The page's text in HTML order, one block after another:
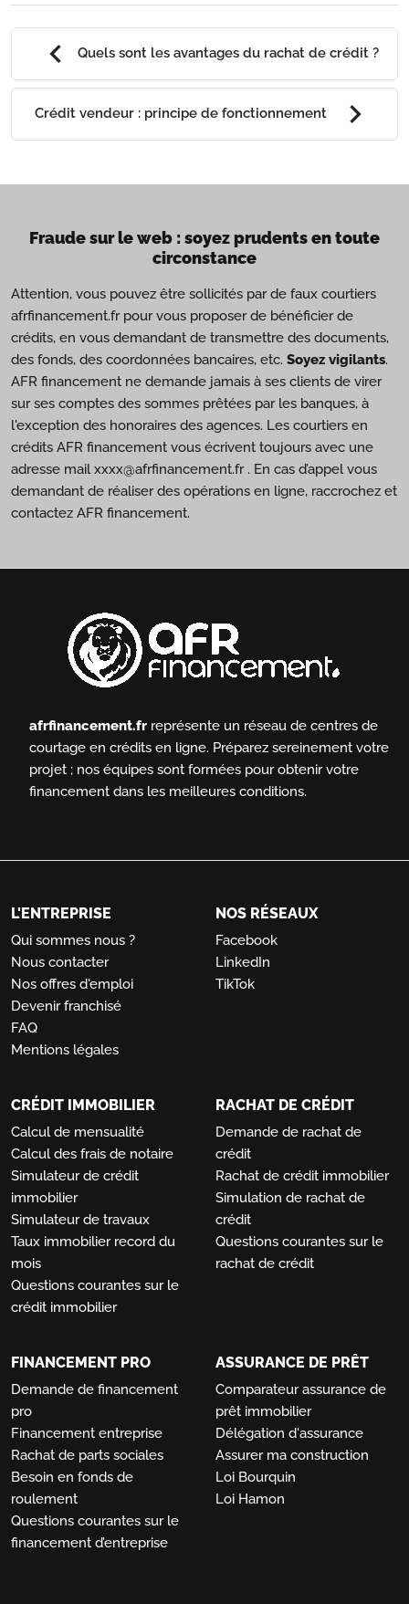
chevron_left Quels sont les avantages du rachat de crédit ?
Crédit vendeur : principe de fonctionnement chevron_right
Fraude sur le web : soyez prudents en toute
circonstance
Attention, vous pouvez être sollicités par de faux courtiers
afrfinancement.fr pour vous proposer de bénéficier de
crédits, en vous demandant de transmettre des documents,
des fonds, des coordonnées bancaires, etc. Soyez vigilants.
AFR financement ne demande jamais à ses clients de virer
sur ses comptes des sommes prêtées par les banques, à
l'exception des honoraires des agences. Les courtiers en
crédits AFR financement vous écrivent toujours avec une
adresse mail xxxx@afrfinancement.fr . En cas d’appel vous
demandant de réaliser des opérations en ligne, raccrochez et
contactez AFR financement.
afrfinancement.fr représente un réseau de centres de
courtage en crédits en ligne. Préparez sereinement votre
projet ; nos équipes sont formées pour obtenir votre
financement dans les meilleures conditions.
L'ENTREPRISE
Qui sommes nous ?
Nous contacter
Nos offres d'emploi
Devenir franchisé
FAQ
Mentions légales
NOS RÉSEAUX
Facebook
LinkedIn
TikTok
CRÉDIT IMMOBILIER
Calcul de mensualité
Calcul des frais de notaire
Simulateur de crédit
immobilier
Simulateur de travaux
Taux immobilier record du
mois
Questions courantes sur le
crédit immobilier
RACHAT DE CRÉDIT
Demande de rachat de
crédit
Rachat de crédit immobilier
Simulation de rachat de
crédit
Questions courantes sur le
rachat de crédit
FINANCEMENT PRO
Demande de financement
pro
Financement entreprise
Rachat de parts sociales
Besoin en fonds de
roulement
Questions courantes sur le
financement d’entreprise
ASSURANCE DE PRÊT
Comparateur assurance de
prêt immobilier
Délégation d'assurance
Assurer ma construction
Loi Bourquin
Loi Hamon